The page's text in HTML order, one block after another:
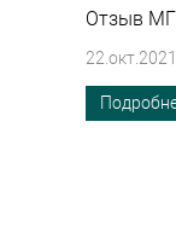
Отзыв
22.окт.2021